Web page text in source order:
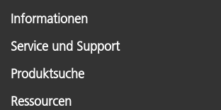
Informationen
Service und Support
Produktsuche
Ressourcen